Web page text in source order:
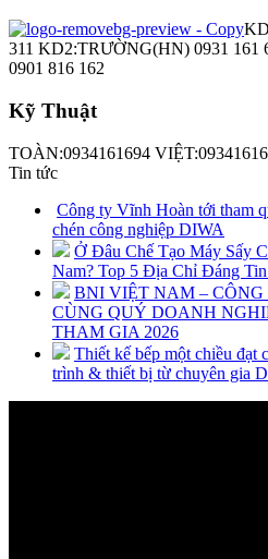
311 KD2:TRƯỜNG(HN) 0931
0901 816 162
Kỹ Thuật
TOÀN:0934161694
Tin tức
Công ty Vĩnh Hoàn tới tham
chén công nghiệp DIWA
Ở Đâu Chế Tạo Máy Sấy
Nam? Top 5 Địa Chỉ Đáng
BNI VIỆT NAM –
CÙNG QUÝ DOANH
THAM GIA 2026
Thiết kế bếp một chiều đạt
trình & thiết bị từ chuyên gia